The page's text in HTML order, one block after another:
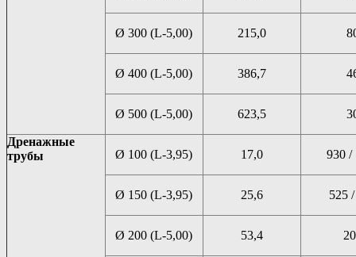
Ø 300 (L-5,00) 215,0
Ø 400 (L-5,00) 386,7
Ø 500 (L-5,00) 623,5
Дренажные
трубы
Ø 100 (L-3,95) 17,0 930 /
Ø 150 (L-3,95) 25,6 525
Ø 200 (L-5,00) 53,4